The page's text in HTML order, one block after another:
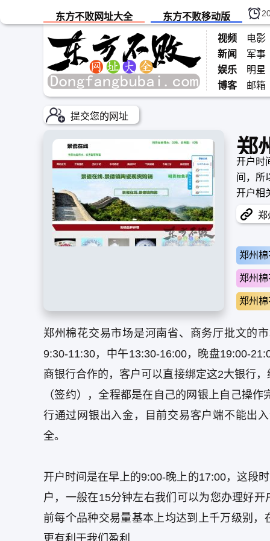
东方不败网址大全 东方不败移动版
视频
电影
新闻
军事
娱乐
明星
博客
邮箱
提交您的网址
郑
开户时
间，所
开户相
郑
郑州
郑州
郑州
郑州棉花交易市场是河南省、商务厅批文的
9:30-11:30，中午13:30-16:00，晚盘19:00-
商银行合作的，客户可以直接绑定这2大银行
（签约），全程都是在自己的网银上自己操
行通过网银出入金，目前交易客户端不能出
全。
开户时间是在早上的9:00-晚上的17:00，这段
户，一般在15分钟左右我们可以为您办理好
前每个品种交易量基本上均达到上千万级别
更有利于我们盈利